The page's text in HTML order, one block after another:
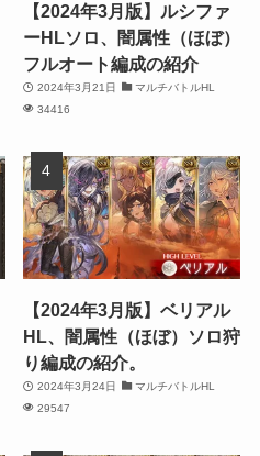
【2024年3月版】ルシファ
ーHLソロ、闇属性（ほぼ）
フルオート編成の紹介
2024年3月21日
マルチバトルHL
34416
【2024年3月版】ベリアル
HL、闇属性（ほぼ）ソロ狩
り編成の紹介。
2024年3月24日
マルチバトルHL
29547